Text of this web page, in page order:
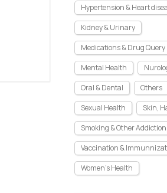
Hypertension & Heart
Kidney & Urinary
Medications & Drug Query
Mental Health
Oral & Dental
Others
Sexual Health
Skin,
Smoking & Other Addiction
Vaccination &
Women's Health